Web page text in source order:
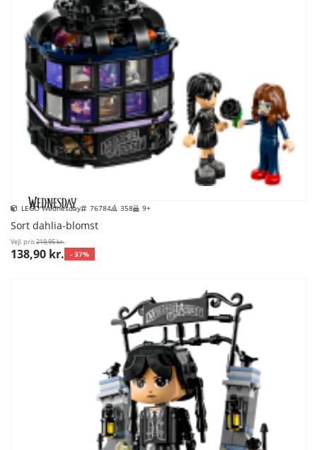
LEGO Wednesday 76784 358 9+
Sort dahlia-blomst
Vejl. pris219,95 kr.
138,90 kr. - 37%